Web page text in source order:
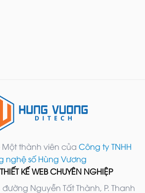
thành viên của Công ty TNHH
nghệ số Hùng Vương
KẾ WEB CHUYÊN NGHIỆP
Nguyễn Tất Thành, P. Thanh